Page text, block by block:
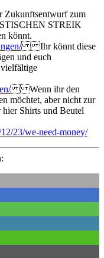
Zukunftsentwurf zum
STREIK
könnt.
Ihr könnt diese
und euch
Wenn ihr den
möchtet, aber nicht zur
Shirts und Beutel
23/we-need-money/